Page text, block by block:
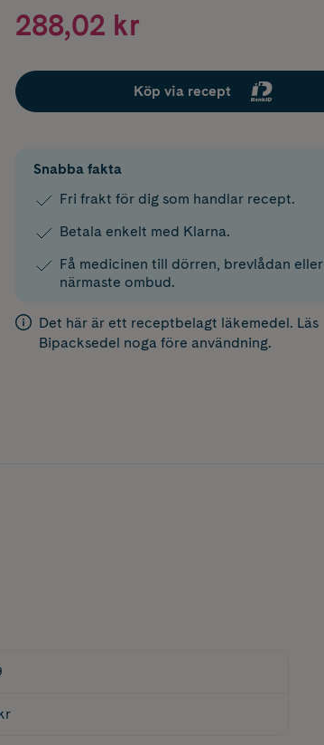
288,02 kr
Köp via recept
Snabba fakta
Fri frakt för dig som handlar recept.
Betala enkelt med Klarna.
Få medicinen till dörren, brevlådan eller
närmaste ombud.
Det här är ett receptbelagt läkemedel. Läs
Bipacksedel noga före användning.